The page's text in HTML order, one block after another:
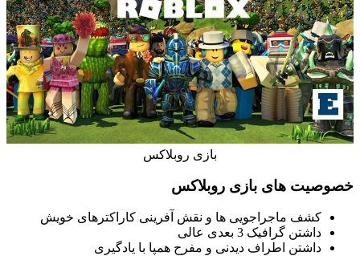
بازی روبلاکس
خصوصیت های بازی روبلاکس
کشف ماجراجویی ها و نقش آفرینی کاراکترهای خویش
داشتن گرافیک 3 بعدی عالی
داشتن اطراف دیدنی و مفرح همپا با یادگیری